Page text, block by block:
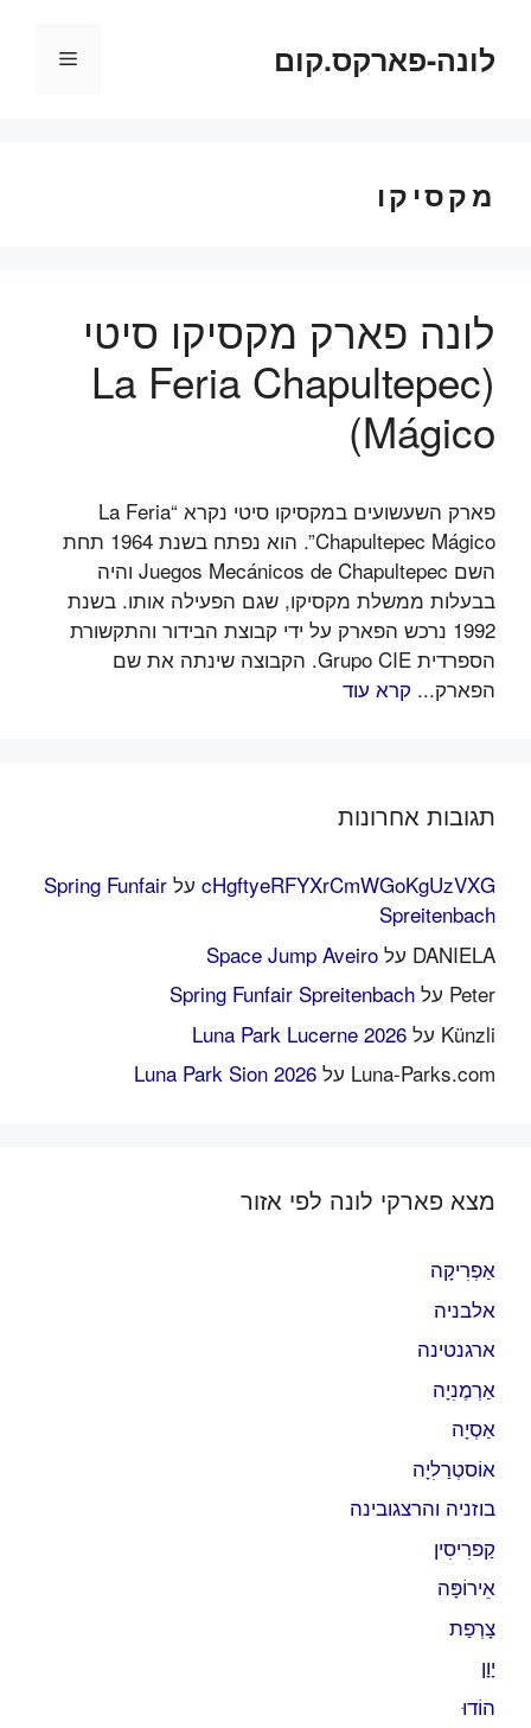
לונה-פארקס.קום תפריט
מקסיקו
לונה פארק מקסיקו סיטי
(La Feria Chapultepec
Mágico)
פארק השעשועים במקסיקו סיטי נקרא “La Feria
Chapultepec Mágico”. הוא נפתח בשנת 1964 תחת
השם Juegos Mecánicos de Chapultepec והיה
בבעלות ממשלת מקסיקו, שגם הפעילה אותו. בשנת
1992 נרכש הפארק על ידי קבוצת הבידור והתקשורת
הספרדית Grupo CIE. הקבוצה שינתה את שם
הפארק... קרא עוד
תגובות אחרונות
cHgftyeRFYXrCmWGoKgUzVXG על Spring Funfair
Spreitenbach
DANIELA על Space Jump Aveiro
Peter על Spring Funfair Spreitenbach
Künzli על Luna Park Lucerne 2026
Luna-Parks.com על Luna Park Sion 2026
מצא פארקי לונה לפי אזור
אַפְרִיקָה
אלבניה
ארגנטינה
אַרְמֶנִיָה
אַסְיָה
אוֹסטְרַלִיָה
בוזניה והרצגובינה
קַפרִיסִין
אֵירוֹפָּה
צָרְפַת
יָוָן
הוֹדוּ